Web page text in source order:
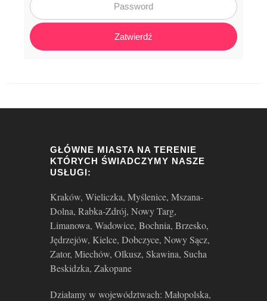
Zatwierdź
GŁÓWNE MIASTA NA TERENIE
KTÓRYCH ŚWIADCZYMY NASZE
USŁUGI:
Kraków, Wieliczka, Myślenice, Mszana-
Dolna, Rabka-Zdrój, Nowy Targ,
Limanowa, Wadowice, Bochnia, Brzesko,
Jędrzejów, Kielce, Dobczyce, Nowy Sącz,
Zator, Miechów, Olkusz, Skawina, Sucha
Beskidzka, Zakopane
Działamy w województwach: Małopolska,